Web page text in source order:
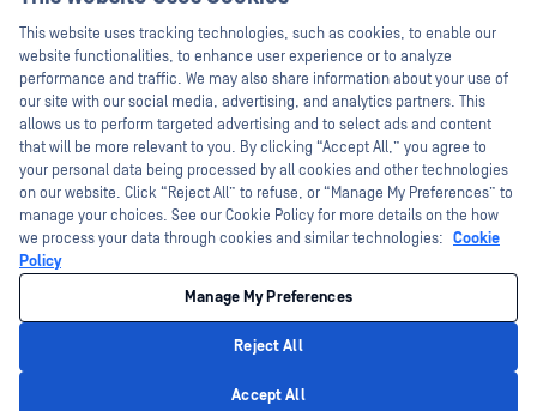
Képzések
Biztonsági sebezhetőségi program
Partnerek
Tanúsítvány
Technológiai partnerek
Channel partner program
Fehér könyvek
©2026 OPSWAT . Minden jog fenntartva. OPSWAT, MetaDefender, Metascan,
MetaAccess, az OPSWAT , Trust no File. Trust No Device., OPSWAT , Protecting the
World's Critical Infrastructure, Deep CDR™ Technology, InQuest, az InQuest logó,
DFI, RetroHunt, Deep File Inspection és Join the Hunt az OPSWAT védjegyei. A
harmadik felek védjegyei a megfelelő tulajdonosok tulajdonát képezik.
Cookie beállítások kezelése
This website uses tracking technologies, such as cookies, to enable our
website functionalities, to enhance user experience or to analyze
performance and traffic. We may also share information about your use of
our site with our social media, advertising, and analytics partners. This
allows us to perform targeted advertising and to select ads and content
that will be more relevant to you. By clicking “Accept All,” you agree to
your personal data being processed by all cookies and other technologies
on our website. Click “Reject All” to refuse, or “Manage My Preferences” to
manage your choices. See our Cookie Policy for more details on the how
we process your data through cookies and similar technologies: Cookie
Policy
Manage My Preferences
Reject All
Accept All
Hey there!
I'm Ozzy, your OPSWAT virtual assistant.
How can I help you secure what's critical
today?